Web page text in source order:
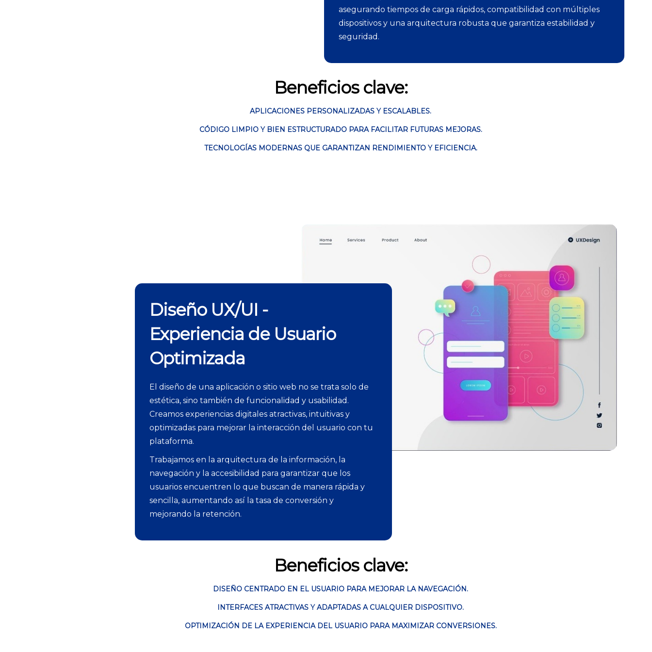
asegurando tiempos de carga rápidos, compatibilidad con múltiples
dispositivos y una arquitectura robusta que garantiza estabilidad y
seguridad.
Beneficios clave:
APLICACIONES PERSONALIZADAS Y ESCALABLES.
CÓDIGO LIMPIO Y BIEN ESTRUCTURADO PARA FACILITAR FUTURAS MEJORAS.
TECNOLOGÍAS MODERNAS QUE GARANTIZAN RENDIMIENTO Y EFICIENCIA.
Diseño UX/UI -
Experiencia de Usuario
Optimizada
El diseño de una aplicación o sitio web no se trata solo de
estética, sino también de funcionalidad y usabilidad.
Creamos experiencias digitales atractivas, intuitivas y
optimizadas para mejorar la interacción del usuario con tu
plataforma.
Trabajamos en la arquitectura de la información, la
navegación y la accesibilidad para garantizar que los
usuarios encuentren lo que buscan de manera rápida y
sencilla, aumentando así la tasa de conversión y
mejorando la retención.
Beneficios clave:
DISEÑO CENTRADO EN EL USUARIO PARA MEJORAR LA NAVEGACIÓN.
INTERFACES ATRACTIVAS Y ADAPTADAS A CUALQUIER DISPOSITIVO.
OPTIMIZACIÓN DE LA EXPERIENCIA DEL USUARIO PARA MAXIMIZAR CONVERSIONES.